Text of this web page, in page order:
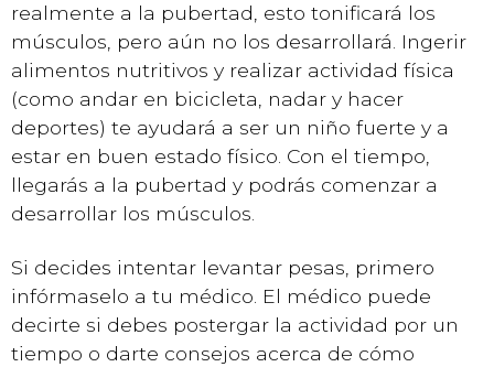
realmente a la pubertad, esto tonificará los
músculos, pero aún no los desarrollará. Ingerir
alimentos nutritivos y realizar actividad física
(como andar en bicicleta, nadar y hacer
deportes) te ayudará a ser un niño fuerte y a
estar en buen estado físico. Con el tiempo,
llegarás a la pubertad y podrás comenzar a
desarrollar los músculos.
Si decides intentar levantar pesas, primero
infórmaselo a tu médico. El médico puede
decirte si debes postergar la actividad por un
tiempo o darte consejos acerca de cómo